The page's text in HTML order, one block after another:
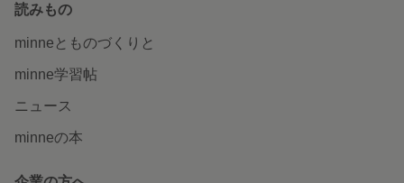
読みもの
minneとものづくりと
minne学習帖
ニュース
minneの本